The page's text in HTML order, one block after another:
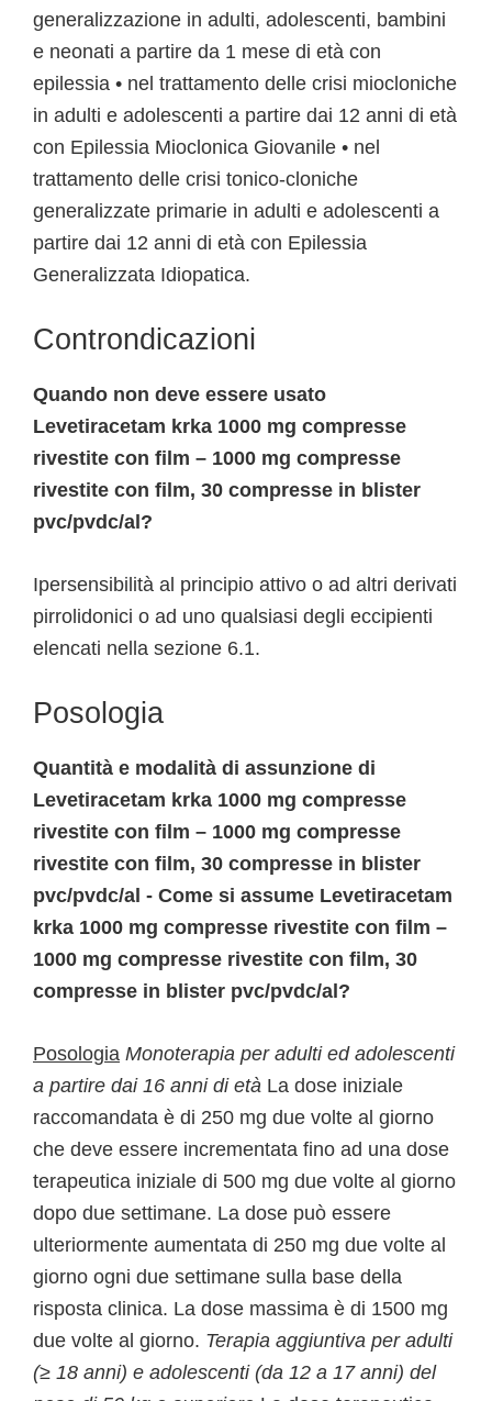
generalizzazione in adulti, adolescenti, bambini
e neonati a partire da 1 mese di età con
epilessia • nel trattamento delle crisi miocloniche
in adulti e adolescenti a partire dai 12 anni di età
con Epilessia Mioclonica Giovanile • nel
trattamento delle crisi tonico-cloniche
generalizzate primarie in adulti e adolescenti a
partire dai 12 anni di età con Epilessia
Generalizzata Idiopatica.
Controndicazioni
Quando non deve essere usato
Levetiracetam krka 1000 mg compresse
rivestite con film – 1000 mg compresse
rivestite con film, 30 compresse in blister
pvc/pvdc/al?
Ipersensibilità al principio attivo o ad altri derivati
pirrolidonici o ad uno qualsiasi degli eccipienti
elencati nella sezione 6.1.
Posologia
Quantità e modalità di assunzione di
Levetiracetam krka 1000 mg compresse
rivestite con film – 1000 mg compresse
rivestite con film, 30 compresse in blister
pvc/pvdc/al - Come si assume Levetiracetam
krka 1000 mg compresse rivestite con film –
1000 mg compresse rivestite con film, 30
compresse in blister pvc/pvdc/al?
Posologia Monoterapia per adulti ed adolescenti
a partire dai 16 anni di età La dose iniziale
raccomandata è di 250 mg due volte al giorno
che deve essere incrementata fino ad una dose
terapeutica iniziale di 500 mg due volte al giorno
dopo due settimane. La dose può essere
ulteriormente aumentata di 250 mg due volte al
giorno ogni due settimane sulla base della
risposta clinica. La dose massima è di 1500 mg
due volte al giorno. Terapia aggiuntiva per adulti
(≥ 18 anni) e adolescenti (da 12 a 17 anni) del